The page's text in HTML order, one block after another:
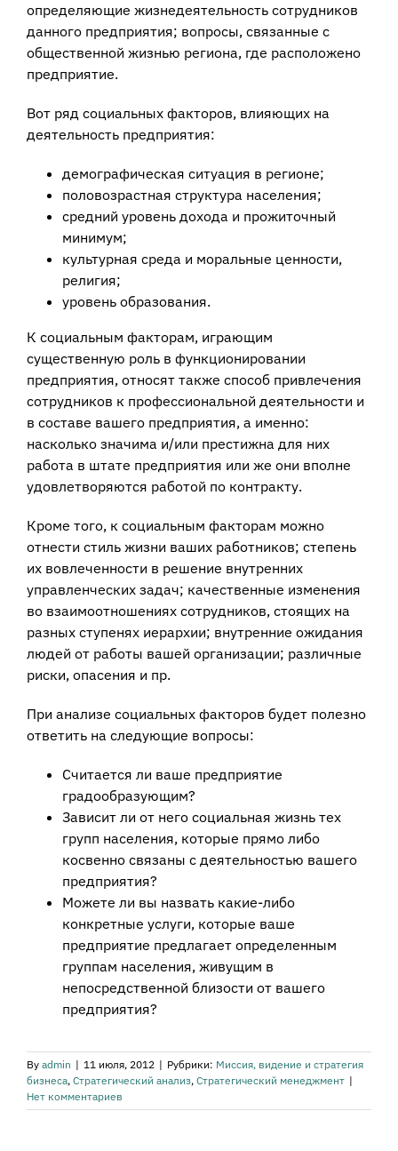
определяющие жизнедеятельность сотрудников
данного предприятия; вопросы, связанные с
общественной жизнью региона, где расположено
предприятие.
Вот ряд социальных факторов, влияющих на
деятельность предприятия:
демографическая ситуация в регионе;
половозрастная структура населения;
средний уровень дохода и прожиточный
минимум;
культурная среда и моральные ценности,
религия;
уровень образования.
К социальным факторам, играющим
существенную роль в функционировании
предприятия, относят также способ привлечения
сотрудников к профессиональной деятельности и
в составе вашего предприятия, а именно:
насколько значима и/или престижна для них
работа в штате предприятия или же они вполне
удовлетворяются работой по контракту.
Кроме того, к социальным факторам можно
отнести стиль жизни ваших работников; степень
их вовлеченности в решение внутренних
управленческих задач; качественные изменения
во взаимоотношениях сотрудников, стоящих на
разных ступенях иерархии; внутренние ожидания
людей от работы вашей организации; различные
риски, опасения и пр.
При анализе социальных факторов будет полезно
ответить на следующие вопросы:
Считается ли ваше предприятие
градообразующим?
Зависит ли от него социальная жизнь тех
групп населения, которые прямо либо
косвенно связаны с деятельностью вашего
предприятия?
Можете ли вы назвать какие-либо
конкретные услуги, которые ваше
предприятие предлагает определенным
группам населения, живущим в
непосредственной близости от вашего
предприятия?
By admin | 11 июля, 2012 | Рубрики: Миссия, видение и стратегия
бизнеса, Стратегический анализ, Стратегический менеджмент |
Нет комментариев